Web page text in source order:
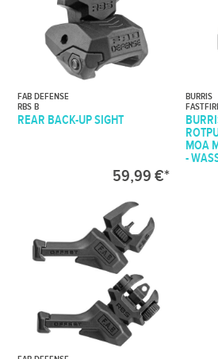
FAB DEFENSE
RBS B
REAR BACK-UP SIGHT
59,99 €*
BURRIS
MOA
-